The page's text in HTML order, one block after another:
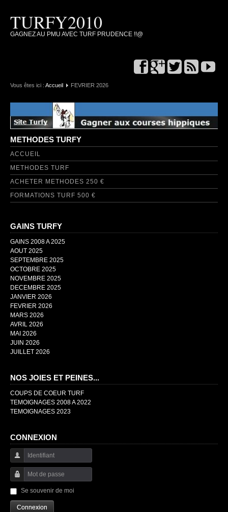
TURFY2010
GAGNEZ AU PMU AVEC TURF PRUDENCE !!@
Vous êtes ici : Accueil FEVRIER 2026
METHODES TURFY
ACCUEIL
METHODES TURF
ACHETER METHODES 250 €
FORMATIONS TURF 500 €
GAINS TURFY
GAINS 2008 A 2025
AOUT 2025
SEPTEMBRE 2025
OCTOBRE 2025
NOVEMBRE 2025
DECEMBRE 2025
JANVIER 2026
FEVRIER 2026
MARS 2026
AVRIL 2026
MAI 2026
JUIN 2026
JUILLET 2026
NOS JOIES ET PEINES...
COUPS DE COEUR TURF
TEMOIGNAGES 2008 A 2022
TEMOIGNAGES 2023
CONNEXION
Identifiant
Mot de passe
Se souvenir de moi
Connexion